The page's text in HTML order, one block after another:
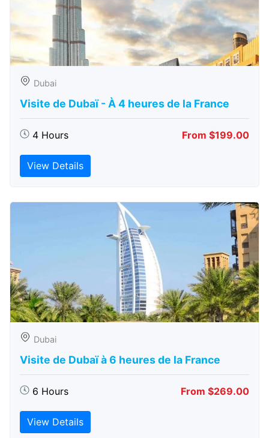
Dubai
Visite de Dubaï - À 4 heures de la France
4 Hours From $199.00
View Details
Dubai
Visite de Dubaï à 6 heures de la France
6 Hours From $269.00
View Details